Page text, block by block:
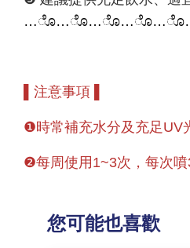
…ೊ…ೊ…ೊ…ೊ…ೊ
▌注意事項 ▌
❶時常補充水分及充足UV
❷每周使用1~3次，每次
您可能也喜歡